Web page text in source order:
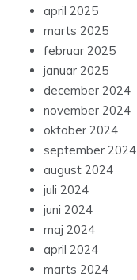
april 2025
marts 2025
februar 2025
januar 2025
december 2024
november 2024
oktober 2024
september 2024
august 2024
juli 2024
juni 2024
maj 2024
april 2024
marts 2024